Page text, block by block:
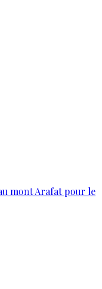
mont Arafat pour le